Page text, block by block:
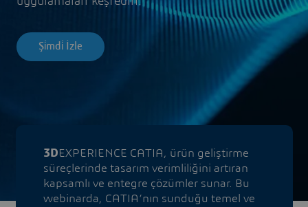
Şi̇mdi̇ İzle
3DEXPERIENCE CATIA, ürün geliştirme
süreçlerinde tasarım verimliliğini artıran
kapsamlı ve entegre çözümler sunar. Bu
webinarda, CATIA’nın sunduğu temel ve